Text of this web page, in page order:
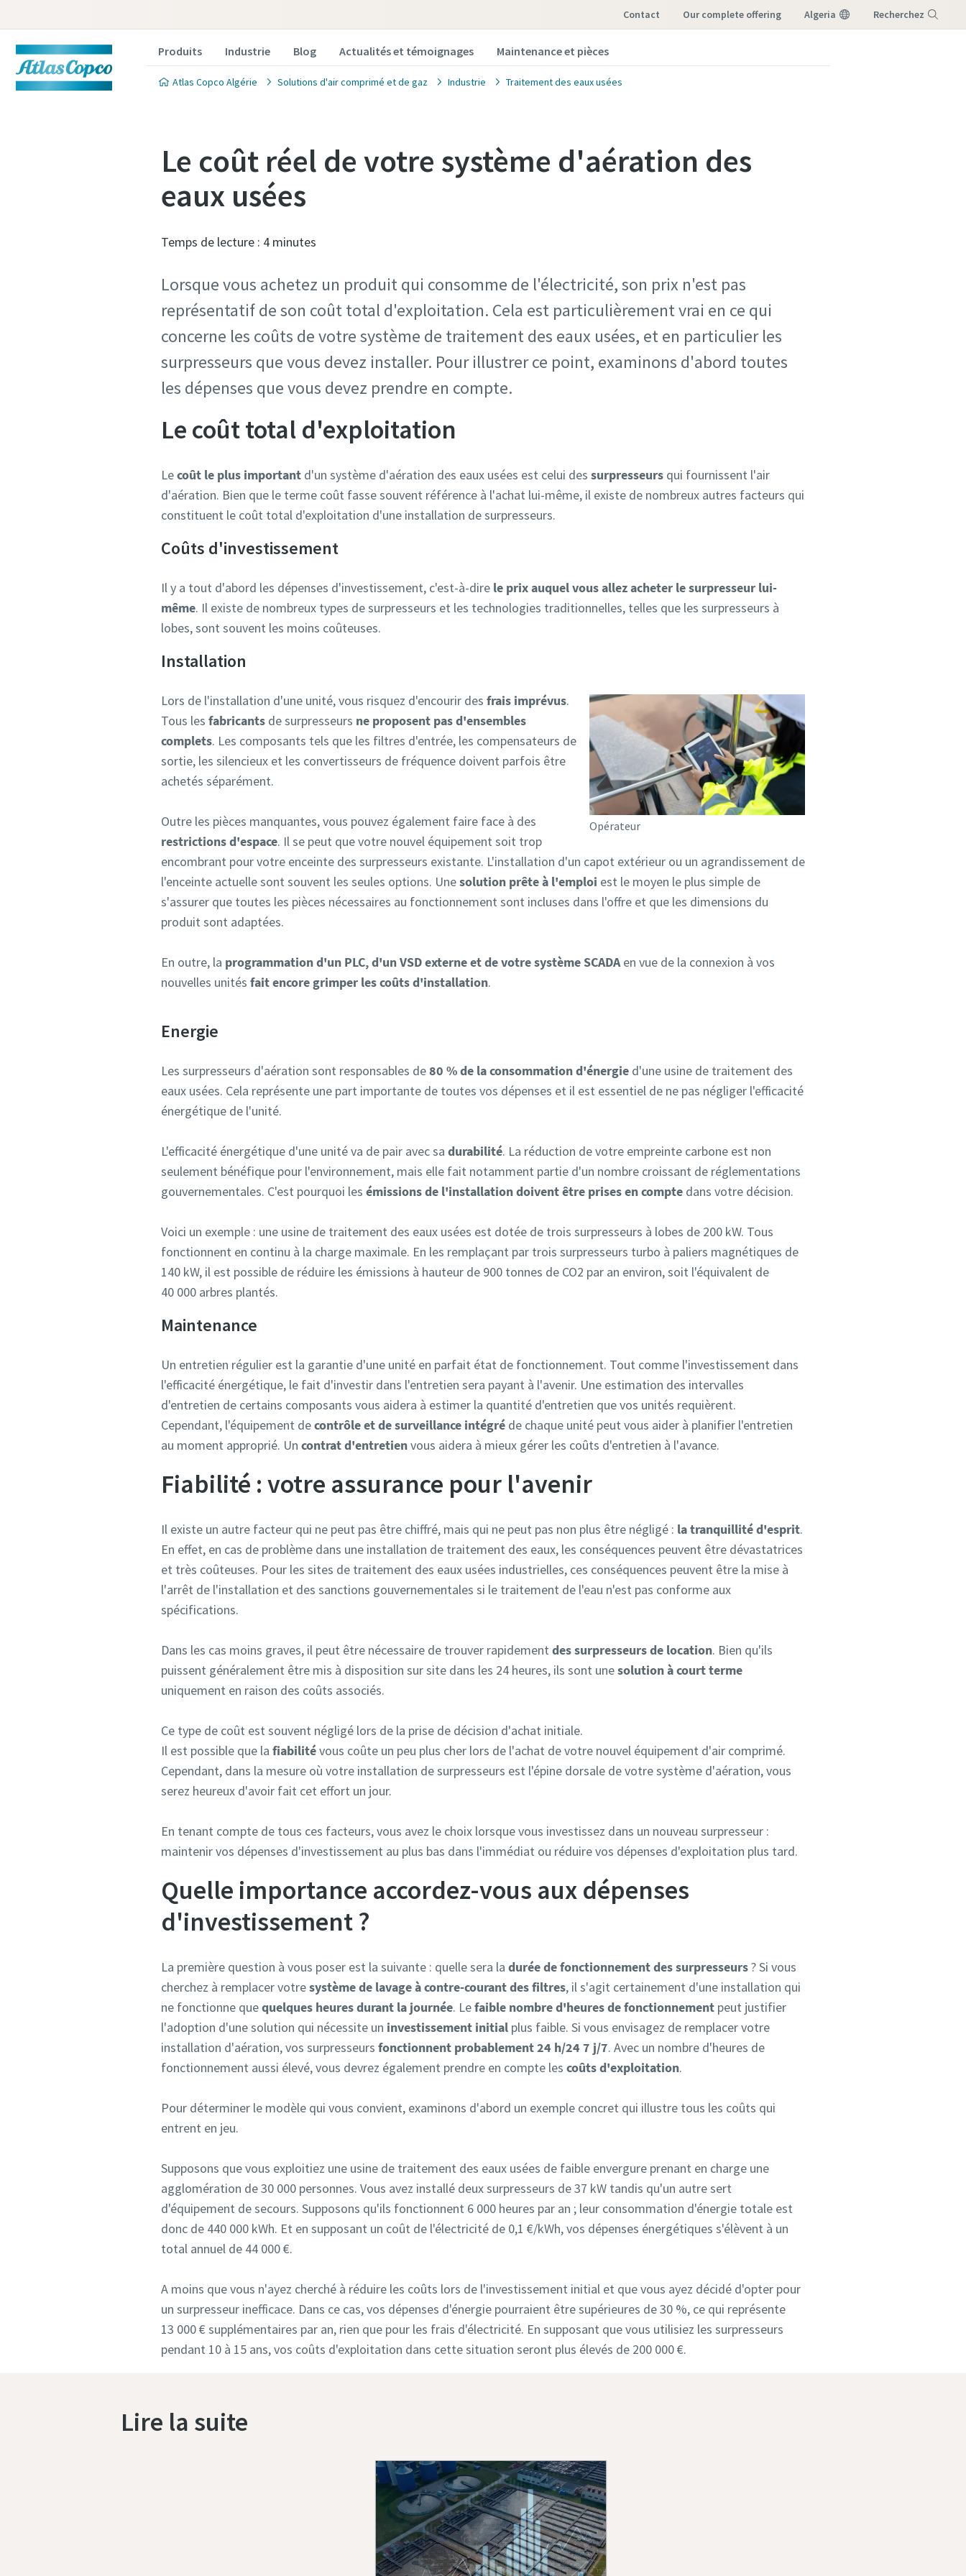
Contact our complete offering Algeria Recherchez
Produits Industrie Blog Actualités et témoignages Maintenance et pièces
Atlas Copco Algérie Solutions d'air comprimé et de gaz Industrie Traitement des eaux usées
Le coût réel de votre système d'aération des
eaux usées
Temps de lecture : 4 minutes
Lorsque vous achetez un produit qui consomme de l'électricité, son prix n'est pas
représentatif de son coût total d'exploitation. Cela est particulièrement vrai en ce qui
concerne les coûts de votre système de traitement des eaux usées, et en particulier les
surpresseurs que vous devez installer. Pour illustrer ce point, examinons d'abord toutes
les dépenses que vous devez prendre en compte.
Le coût total d'exploitation
Lecoût le plus important d'un système d'aération des eaux usées est celui des surpresseurs qui fournissent l'air
d'aération. Bien que le terme coût fasse souvent référence à l'achat lui-même, il existe de nombreux autres facteurs qui
constituent le coût total d'exploitation d'une installation de surpresseurs.
Coûts d'investissement
Il y a tout d'abord les dépenses d'investissement, c'est-à-dire le prix auquel vous allez acheter le surpresseur lui-
même. Il existe de nombreux types de surpresseurs et les technologies traditionnelles, telles que les surpresseurs à
lobes, sont souvent les moins coûteuses.
Installation
Opérateur
Lors de l'installation d'une unité, vous risquez d'encourir des frais imprévus.
Tous les fabricants de surpresseurs ne proposent pasd'ensembles
complets. Les composants tels que les filtres d'entrée, les compensateurs de
sortie, les silencieux et les convertisseurs de fréquence doivent parfois être
achetés séparément.
Outre les pièces manquantes, vous pouvez également faire face à des
restrictions d'espace. Il se peut que votre nouvel équipement soit trop
encombrant pour votre enceinte des surpresseurs existante. L'installation d'un capot extérieur ou un agrandissement de
l'enceinte actuelle sont souvent les seules options. Unesolution prête à l'emploi est le moyen le plus simple de
s'assurer que toutes les pièces nécessaires au fonctionnement sont incluses dans l'offre et que les dimensions du
produit sont adaptées.
En outre, la programmation d'un PLC, d'un VSD externe et de votre système SCADAen vue de la connexion à vos
nouvelles unités fait encore grimper les coûts d'installation.
Energie
Les surpresseurs d'aération sont responsables de80 % de la consommation d'énergie d'une usine de traitement des
eaux usées. Cela représente une part importante de toutes vos dépenses et il est essentiel de ne pas négliger l'efficacité
énergétique de l'unité.
L'efficacité énergétique d'une unité va de pair avec sa durabilité. La réduction de votre empreinte carbone est non
seulement bénéfique pour l'environnement, mais elle fait notamment partie d'un nombre croissant de réglementations
gouvernementales. C'est pourquoi les émissions de l'installation doivent être prises en compte dans votre décision.
Voici un exemple : une usine de traitement des eaux usées est dotée de trois surpresseurs à lobes de 200 kW. Tous
fonctionnent en continu à la charge maximale. En les remplaçant par trois surpresseurs turbo à paliers magnétiques de
140 kW, il est possible de réduire les émissions à hauteur de 900 tonnes de CO2 par an environ, soit l'équivalent de
40 000 arbres plantés.
Maintenance
Un entretien régulier est la garantie d'une unité en parfait état de fonctionnement. Tout comme l'investissement dans
l'efficacité énergétique, le fait d'investir dans l'entretien sera payant à l'avenir. Une estimation des intervalles
d'entretien de certains composants vous aidera à estimer la quantité d'entretien que vos unités requièrent.
Cependant, l'équipement decontrôle et de surveillance intégré de chaque unité peut vous aider à planifier l'entretien
au moment approprié. Un contrat d'entretienvous aidera à mieux gérer les coûts d'entretien à l'avance.
Fiabilité : votre assurance pour l'avenir
Il existe un autre facteur qui ne peut pas être chiffré, mais qui ne peut pas non plus être négligé : la tranquillité d'esprit.
En effet, en cas de problème dans une installation de traitement des eaux, les conséquences peuvent être dévastatrices
et très coûteuses. Pour les sites de traitement des eaux usées industrielles, ces conséquences peuvent être la mise à
l'arrêt de l'installation et des sanctions gouvernementales si le traitement de l'eau n'est pas conforme aux
spécifications.
Dans les cas moins graves, il peut être nécessaire de trouver rapidement des surpresseurs de location. Bien qu'ils
puissent généralement être mis à disposition sur site dans les 24 heures, ils sont unesolution à court terme
uniquement en raison des coûts associés.
Ce type de coût est souvent négligé lors de la prise de décision d'achat initiale.
Il est possible que la fiabilitévous coûte un peu plus cher lors de l'achat de votre nouvel équipement d'air comprimé.
Cependant, dans la mesure où votre installation de surpresseurs est l'épine dorsale de votre système d'aération, vous
serez heureux d'avoir fait cet effort un jour.
En tenant compte de tous ces facteurs, vous avez le choix lorsque vous investissez dans un nouveau surpresseur :
maintenir vos dépenses d'investissement au plus bas dans l'immédiat ou réduire vos dépenses d'exploitation plus tard.
Quelle importance accordez-vous aux dépenses
d'investissement ?
La première question à vous poser est la suivante : quelle sera la durée de fonctionnement des surpresseurs? Si vous
cherchez à remplacer votresystème de lavage à contre-courant des filtres, il s'agit certainement d'une installation qui
ne fonctionne quequelques heures durant la journée. Lefaible nombre d'heures de fonctionnement peut justifier
l'adoption d'une solution qui nécessite un investissement initial plus faible. Si vous envisagez de remplacer votre
installation d'aération, vos surpresseurs fonctionnent probablement 24 h/24 7 j/7. Avec un nombre d'heures de
fonctionnement aussi élevé, vous devrez également prendre en compte les coûts d'exploitation.
Pour déterminer le modèle qui vous convient, examinons d'abord un exemple concret qui illustre tous les coûts qui
entrent en jeu.
Supposons que vous exploitiez une usine de traitement des eaux usées de faible envergure prenant en charge une
agglomération de 30 000 personnes. Vous avez installé deux surpresseurs de 37 kW tandis qu'un autre sert
d'équipement de secours. Supposons qu'ils fonctionnent 6 000 heures par an ; leur consommation d'énergie totale est
donc de 440 000 kWh. Et en supposant un coût de l'électricité de 0,1 €/kWh, vos dépenses énergétiques s'élèvent à un
total annuel de 44 000 €.
A moins que vous n'ayez cherché à réduire les coûts lors de l'investissement initial et que vous ayez décidé d'opter pour
un surpresseur inefficace. Dans ce cas, vos dépenses d'énergie pourraient être supérieures de 30 %, ce qui représente
13 000 € supplémentaires par an, rien que pour les frais d'électricité. En supposant que vous utilisiez les surpresseurs
pendant 10 à 15 ans, vos coûts d'exploitation dans cette situation seront plus élevés de 200 000 €.
Lire la suite